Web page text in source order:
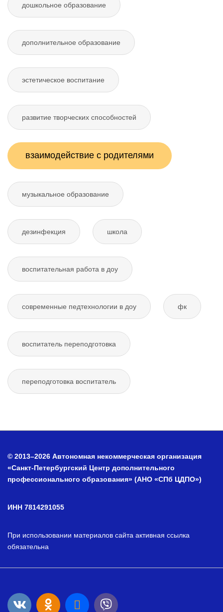
дошкольное образование
дополнительное образование
эстетическое воспитание
развитие творческих способностей
взаимодействие с родителями
музыкальное образование
дезинфекция школа
воспитательная работа в доу
современные педтехнологии в доу фк
воспитатель переподготовка
переподготовка воспитатель
© 2013–2026 Автономная некоммерческая организация
«Санкт-Петербургский Центр дополнительного
профессионального образования» (АНО «СПб ЦДПО»)
ИНН 7814291055
При использовании материалов сайта активная ссылка
обязательна